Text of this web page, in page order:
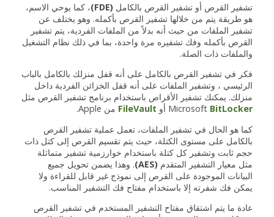
تشفير القرص أو تشفير القرص بالكامل (FDE)
، كما يوحي الاسم،
هو طريقة يتم من خلالها تشفير القرص بأكمله. وهو يختلف عن
تشفير الملفات من حيث أنه بدلاً من الملفات الفردية، يتم تشفير
القرص بأكمله وفك تشفيره مرة واحدة، بما في ذلك نظام التشغيل
والملفات ذات الصلة.
فكر في تشفير القرص بالكامل على أنه قفل منزلك بالكامل بالباب
الرئيسي ، وتشفير الملفات على أنه قفل الخزائن الفردية داخل
منزلك. يمكنك تشفير الأقراص باستخدام برنامج تشفير القرص مثل
Microsoft BitLocker أو FileVault من Apple.
كما هو الحال في تشفير الملفات، تعمل عملية تشفير القرص
بالكامل على مستوى الكتلة، حيث يتم تقسيم القرص إلى كتل ذات
حجم ثابت وتشفير كل كتلة باستخدام خوارزمية تشفير متماثلة
مثل معيار التشفير المتقدم (AES)
. وهذا يضمن تحويل جميع
البيانات الموجودة على القرص إلى نموذج غير قابل للقراءة ولا
يمكن فك شفرته إلا باستخدام مفتاح فك التشفير المناسب.
عادة ما يتم اشتقاق مفتاح التشفير المستخدم في تشفير القرص